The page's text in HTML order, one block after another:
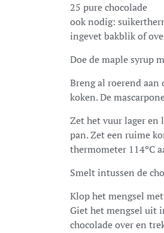
25 pure chocolade
ook nodig:
ingevet bakblik of
Doe de maple syrup
Breng al roerend aan
koken. De
Zet het vuur lager en
pan. Zet een ruime
thermometer 114ºC
Smelt intussen de
Klop het mengsel
Giet het mengsel uit
chocolade over en